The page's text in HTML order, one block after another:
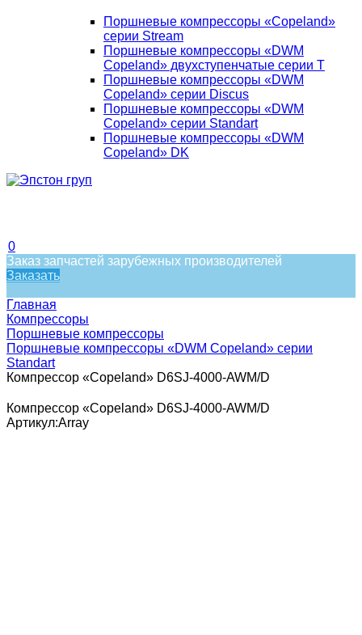
Поршневые компрессоры «Copeland»
серии Stream
Поршневые компрессоры «DWM
Copeland» двухступенчатые серии T
Поршневые компрессоры «DWM
Copeland» серии Discus
Поршневые компрессоры «DWM
Copeland» серии Standart
Поршневые компрессоры «DWM
Copeland» DK
0
Заказ запчастей зарубежных производителей
Заказать
Главная
Компрессоры
Поршневые компрессоры
Поршневые компрессоры «DWM Copeland» серии
Standart
Компрессор «Copeland» D6SJ-4000-AWM/D
Компрессор «Copeland» D6SJ-4000-AWM/D
Артикул:Array